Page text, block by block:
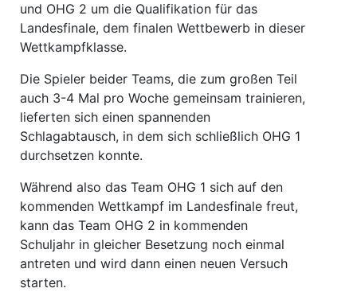
und OHG 2 um die Qualifikation für das
Landesfinale, dem finalen Wettbewerb in dieser
Wettkampfklasse.
Die Spieler beider Teams, die zum großen Teil
auch 3-4 Mal pro Woche gemeinsam trainieren,
lieferten sich einen spannenden
Schlagabtausch, in dem sich schließlich OHG 1
durchsetzen konnte.
Während also das Team OHG 1 sich auf den
kommenden Wettkampf im Landesfinale freut,
kann das Team OHG 2 in kommenden
Schuljahr in gleicher Besetzung noch einmal
antreten und wird dann einen neuen Versuch
starten.